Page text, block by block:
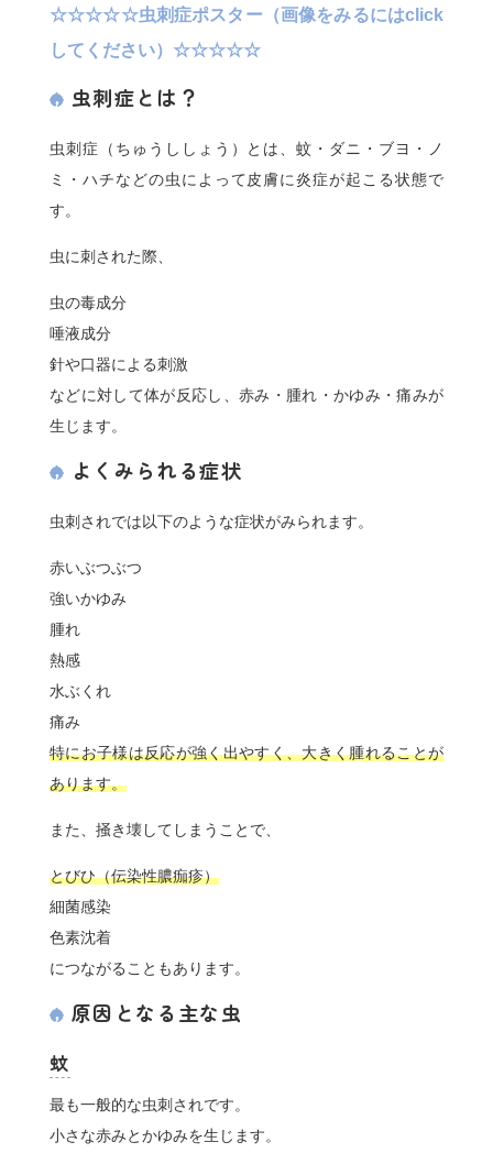
☆☆☆☆☆虫刺症ポスター（画像をみるにはclick
してください）☆☆☆☆☆
虫刺症とは？
虫刺症（ちゅうししょう）とは、蚊・ダニ・ブヨ・ノ
ミ・ハチなどの虫によって皮膚に炎症が起こる状態で
す。
虫に刺された際、
虫の毒成分
唾液成分
針や口器による刺激
などに対して体が反応し、赤み・腫れ・かゆみ・痛みが
生じます。
よくみられる症状
虫刺されでは以下のような症状がみられます。
赤いぶつぶつ
強いかゆみ
腫れ
熱感
水ぶくれ
痛み
特にお子様は反応が強く出やすく、大きく腫れることが
あります。
また、掻き壊してしまうことで、
とびひ（伝染性膿痂疹）
細菌感染
色素沈着
につながることもあります。
原因となる主な虫
蚊
最も一般的な虫刺されです。
小さな赤みとかゆみを生じます。